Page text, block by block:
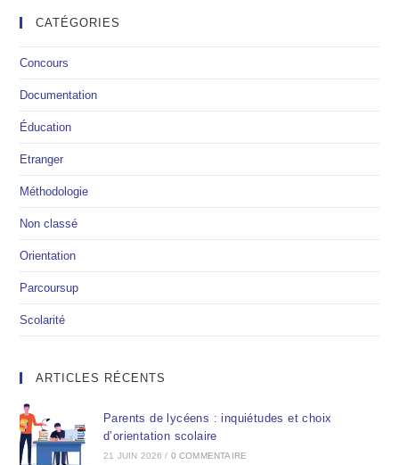
CATÉGORIES
Concours
Documentation
Éducation
Etranger
Méthodologie
Non classé
Orientation
Parcoursup
Scolarité
ARTICLES RÉCENTS
Parents de lycéens : inquiétudes et choix
d’orientation scolaire
21 JUIN 2026 / 0 COMMENTAIRE